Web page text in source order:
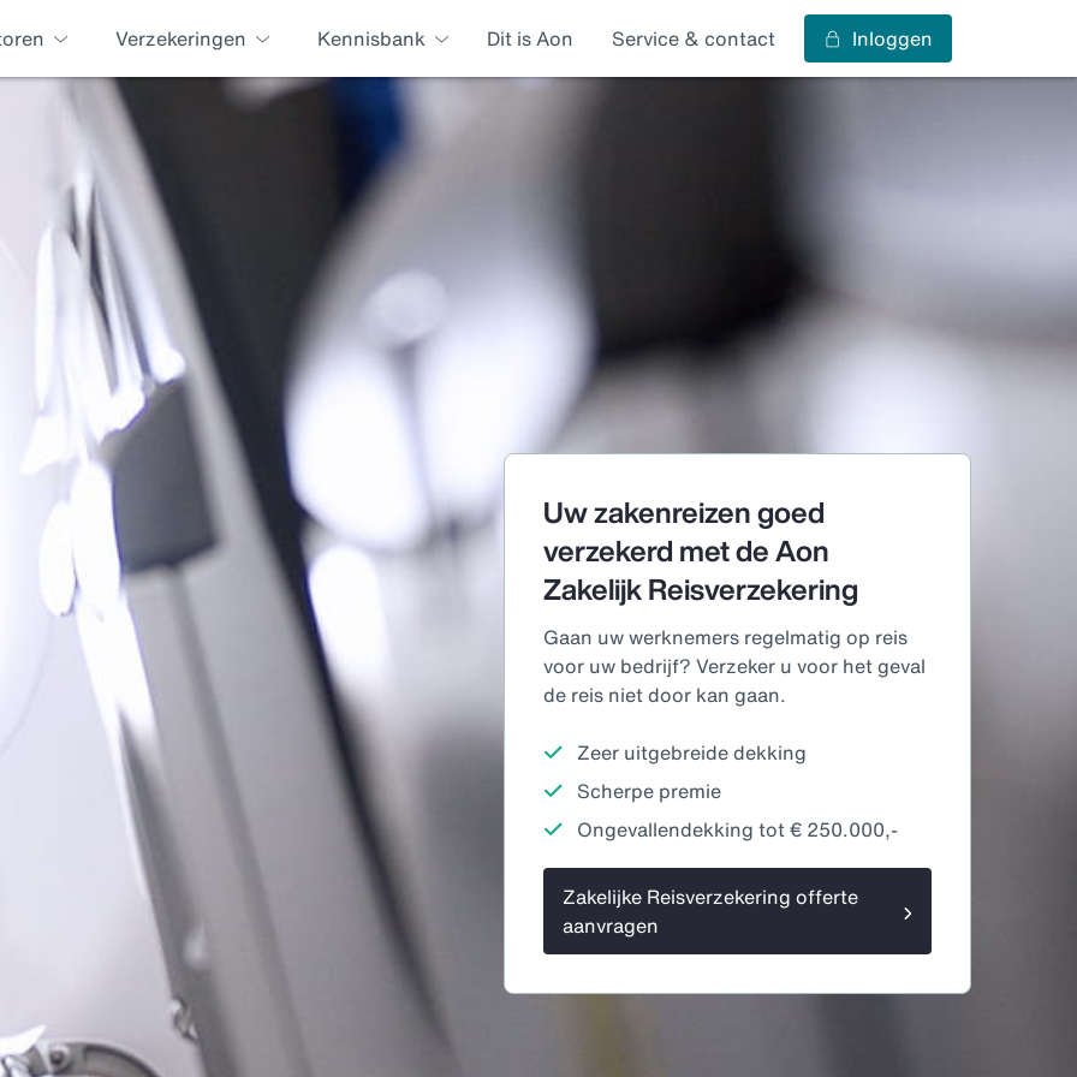
Verzekeringen Kennisbank Dit is Aon Service & contact Inloggen
Uw zakenreizen goed
verzekerd met de Aon
Zakelijk Reisverzekering
Gaan uw werknemers regelmatig op reis
voor uw bedrijf? Verzeker u voor het geval
de reis niet door kan gaan.
Zeer uitgebreide dekking
Scherpe premie
Ongevallendekking tot € 250.000,-
Zakelijke Reisverzekering offerte
aanvragen